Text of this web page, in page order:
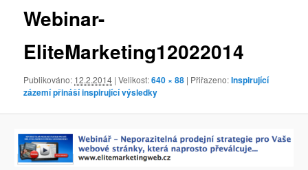
Webinar-
EliteMarketing12022014
Publikováno: 12.2.2014 | Velikost:640 × 88 | Přiřazeno:Inspirující
zázemí přináší inspirující výsledky